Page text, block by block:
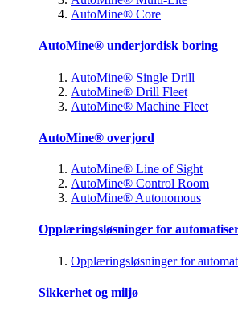
AutoMine® Core
AutoMine® underjordisk boring
AutoMine® Single Drill
AutoMine® Drill Fleet
AutoMine® Machine Fleet
AutoMine® overjord
AutoMine® Line of Sight
AutoMine® Control Room
AutoMine® Autonomous
Opplæringsløsninger for
Opplæringsløsninger for
Sikkerhet og miljø